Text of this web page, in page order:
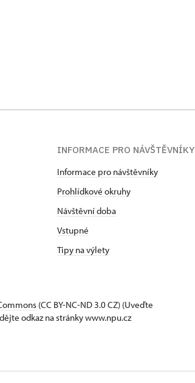
INFORMACE PRO NÁVŠTĚVNÍKY
Informace pro návštěvníky
Prohlídkové okruhy
Návštěvní doba
Vstupné
Tipy na výlety
(CC BY-NC-ND 3.0 CZ) (Uveďte
odkaz na stránky www.npu.cz